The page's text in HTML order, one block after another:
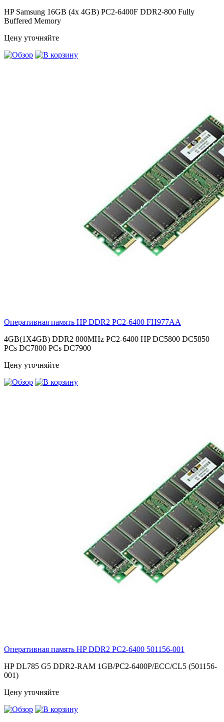
HP Samsung 16GB (4x 4GB) PC2-6400F DDR2-800 Fully
Buffered Memory
Цену уточняйте
Оперативная память HP DDR2 PC2-6400 FH977AA
4GB(1X4GB) DDR2 800MHz PC2-6400 HP DC5800 DC5850
PCs DC7800 PCs DC7900
Цену уточняйте
Оперативная память HP DDR2 PC2-6400 501156-001
HP DL785 G5 DDR2-RAM 1GB/PC2-6400P/ECC/CL5 (501156-
001)
Цену уточняйте